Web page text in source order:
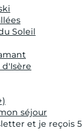
Soleil
d'Isère
séjour
et je reçois